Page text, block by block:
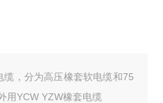
，分为高压橡套软电缆和75
用YCW YZW橡套电缆